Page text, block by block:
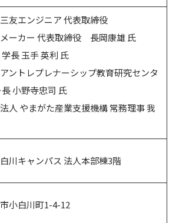
友エンジニア 代表取締役
ーカー 代表取締役 長岡康雄 氏
学長 玉手 英利 氏
ントレプレナーシップ教育研究センタ
小野寺忠司 氏
人 やまがた産業支援機構 常務理事 我
川キャンパス 法人本部棟3階
小白川町1-4-12